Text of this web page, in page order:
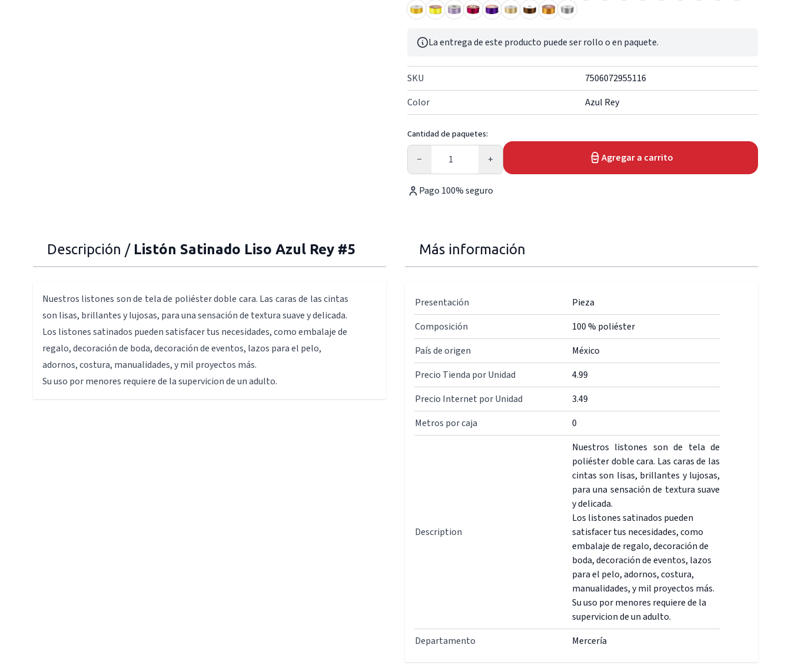
La entrega de este producto puede ser rollo o en paquete.
SKU
7506072955116
Color
Azul Rey
Cantidad de paquetes:
−
Cantidad
+ Agregar a carrito
Pago 100% seguro
Descripción / Listón Satinado Liso Azul Rey #5
Nuestros listones son de tela de poliéster doble cara. Las caras de las cintas
son lisas, brillantes y lujosas, para una sensación de textura suave y delicada.
Los listones satinados pueden satisfacer tus necesidades, como embalaje de
regalo, decoración de boda, decoración de eventos, lazos para el pelo,
adornos, costura, manualidades, y mil proyectos más.
Su uso por menores requiere de la supervicion de un adulto.
Más información
Presentación
Pieza
Composición
100 % poliéster
País de origen
México
Precio Tienda por Unidad
4.99
Precio Internet por Unidad
3.49
Metros por caja
0
Description
Nuestros listones son de tela de
poliéster doble cara. Las caras de las
cintas son lisas, brillantes y lujosas,
para una sensación de textura suave
y delicada.
Los listones satinados pueden
satisfacer tus necesidades, como
embalaje de regalo, decoración de
boda, decoración de eventos, lazos
para el pelo, adornos, costura,
manualidades, y mil proyectos más.
Su uso por menores requiere de la
supervicion de un adulto.
Departamento
Mercería